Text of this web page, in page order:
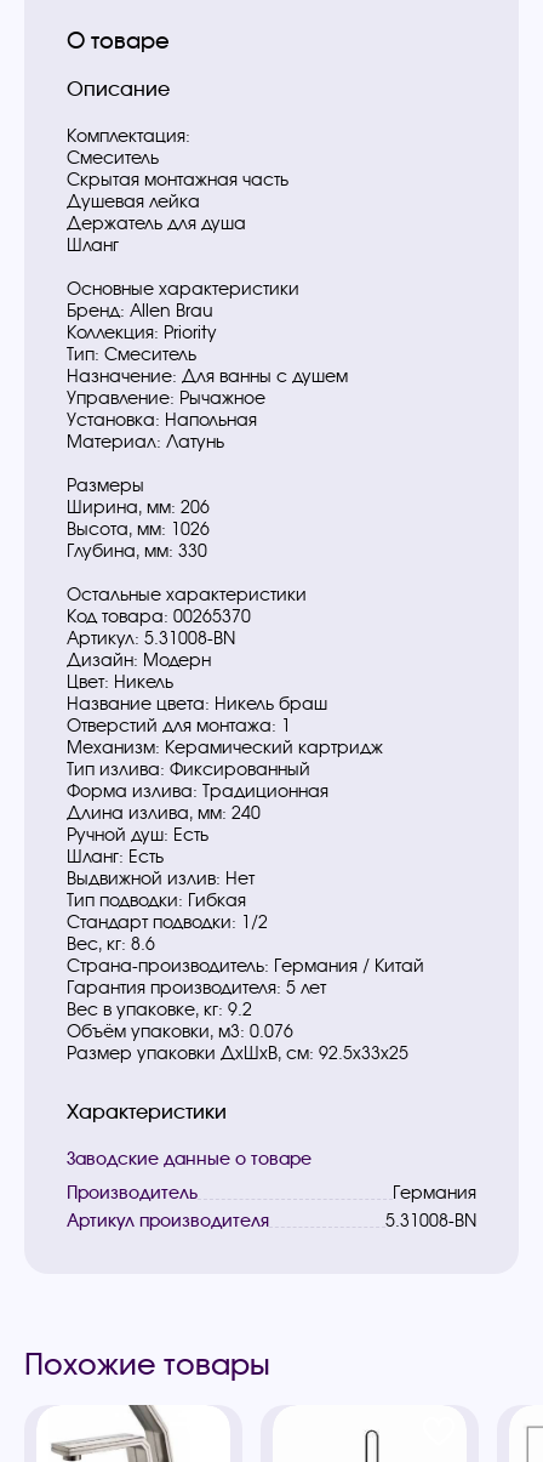
О товаре
Описание
Комплектация:
Смеситель
Скрытая монтажная часть
Душевая лейка
Держатель для душа
Шланг
Основные характеристики
Бренд: Allen Brau
Коллекция: Priority
Тип: Смеситель
Назначение: Для ванны с душем
Управление: Рычажное
Установка: Напольная
Материал: Латунь
Размеры
Ширина, мм: 206
Высота, мм: 1026
Глубина, мм: 330
Остальные характеристики
Код товара: 00265370
Артикул: 5.31008-BN
Дизайн: Модерн
Цвет: Никель
Название цвета: Никель браш
Отверстий для монтажа: 1
Механизм: Керамический картридж
Тип излива: Фиксированный
Форма излива: Традиционная
Длина излива, мм: 240
Ручной душ: Есть
Шланг: Есть
Выдвижной излив: Нет
Тип подводки: Гибкая
Стандарт подводки: 1/2
Вес, кг: 8.6
Страна-производитель: Германия / Китай
Гарантия производителя: 5 лет
Вес в упаковке, кг: 9.2
Объём упаковки, м3: 0.076
Размер упаковки ДxШxВ, см: 92.5x33x25
Характеристики
Заводские данные о товаре
Производитель
Германия
Артикул производителя
5.31008-BN
Похожие товары